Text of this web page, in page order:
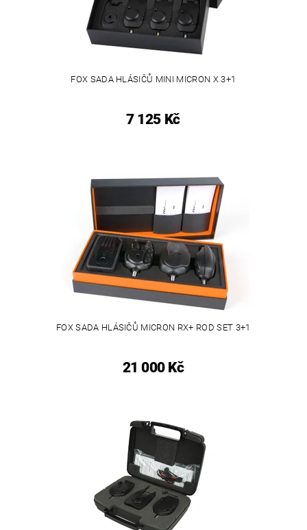
FOX SADA HLÁSIČŮ MINI MICRON X 3+1
7 125 Kč
FOX SADA HLÁSIČŮ MICRON RX+ ROD SET 3+1
21 000 Kč